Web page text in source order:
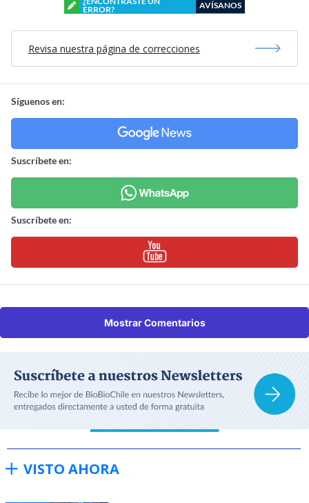
ERROR?
AVÍSANOS
Revisa nuestra página de correcciones
Síguenos en:
Suscríbete en:
Suscríbete en:
Mostrar Comentarios
VISTO AHORA